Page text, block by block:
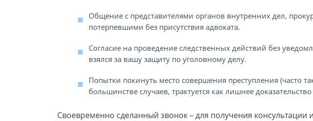
Общение с представителями органов внутренних дел,
потерпевшими без присутствия адвоката.
Согласие на проведение следственных действий без
взялся за вашу защиту по уголовному делу.
Попытки покинуть место совершения преступления (часто
большинстве случаев, трактуется как лишнее
Своевременно сделанный звонок – для получения консультации